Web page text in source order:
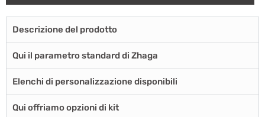
Descrizione del prodotto
Qui il parametro standard di Zhaga
Elenchi di personalizzazione disponibili
Qui offriamo opzioni di kit